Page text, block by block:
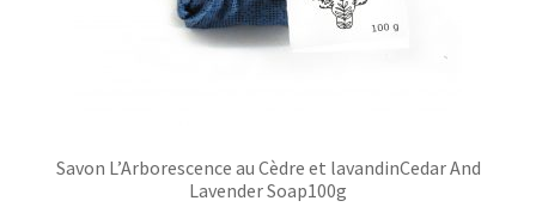
Savon L’Arborescence au Cèdre et lavandinCedar And
Lavender Soap100g